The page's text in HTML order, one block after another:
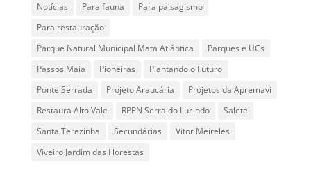
Notícias
Para fauna
Para paisagismo
Para restauração
Parque Natural Municipal Mata Atlântica
Parques e UCs
Passos Maia
Pioneiras
Plantando o Futuro
Ponte Serrada
Projeto Araucária
Projetos da Apremavi
Restaura Alto Vale
RPPN Serra do Lucindo
Salete
Santa Terezinha
Secundárias
Vitor Meireles
Viveiro Jardim das Florestas